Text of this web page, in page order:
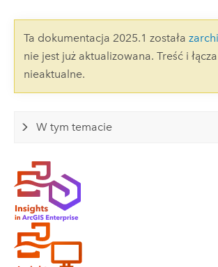
Ta dokumentacja 2025.1 została
nie jest już aktualizowana. Treść i
nieaktualne.
W tym temacie